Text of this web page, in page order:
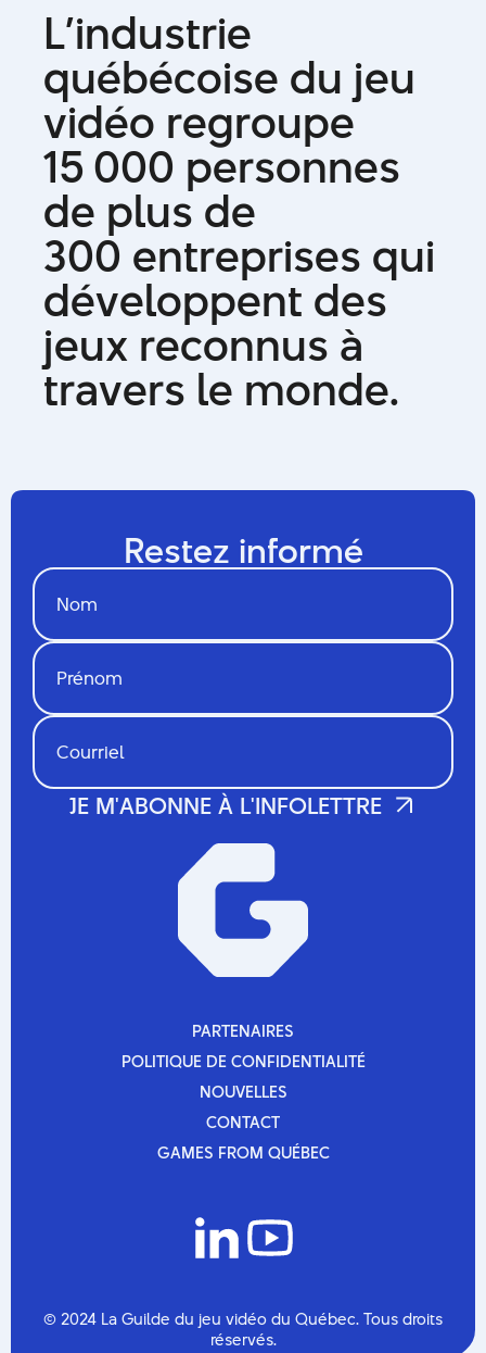
L’industrie
québécoise du jeu
vidéo regroupe
15000 personnes
de plusde
300 entreprises qui
développent des
jeux reconnus à
travers le monde.
Restez informé
PARTENAIRES
PARTENAIRES
POLITIQUE DE CONFIDENTIALITÉ
POLITIQUE DE CONFIDENTIALITÉ
NOUVELLES
NOUVELLES
CONTACT
CONTACT
GAMES FROM QUÉBEC
© 2024 La Guilde du jeu vidéo du Québec. Tous droits
réservés.